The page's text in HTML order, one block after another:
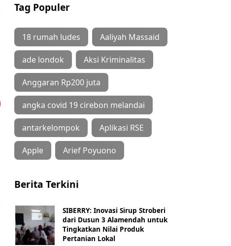
Tag Populer
18 rumah ludes Aaliyah Massaid
ade londok Aksi Kriminalitas
Anggaran Rp200 juta
angka covid 19 cirebon melandai
antarkelompok Aplikasi RSE
Apple Arief Poyuono
Berita Terkini
SIBERRY: Inovasi Sirup Stroberi
dari Dusun 3 Alamendah untuk
Tingkatkan Nilai Produk
Pertanian Lokal